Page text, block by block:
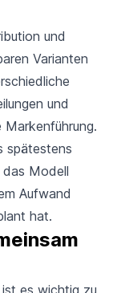
und
Varianten
und
spätestens
das Modell
Aufwand
hat.
es wichtig zu